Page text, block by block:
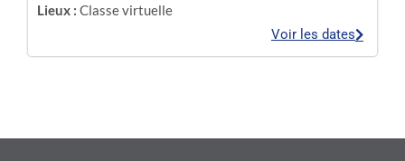
Lieux : Classe virtuelle
Voir les dates